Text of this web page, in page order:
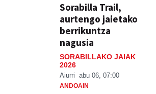
Sorabilla Trail,
aurtengo jaietako
berrikuntza
nagusia
SORABILLAKO JAIAK
2026
Aiurri abu 06, 07:00
ANDOAIN